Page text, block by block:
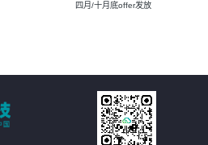
四月/十月底offer发放